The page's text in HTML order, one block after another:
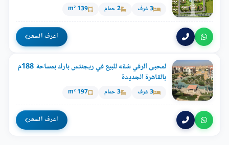
3 غرف 2 حمام 139 m²
اعرف السعر
لمحبى الرقي شقه للبيع في ريجنتس بارك بمساحة 188م
بالقاهرة الجديدة
3 غرف 3 حمام 197 m²
اعرف السعر